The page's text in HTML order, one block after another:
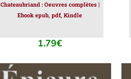
Chateaubriand : Oeuvres complètes |
Ebook epub, pdf, Kindle
1.79€